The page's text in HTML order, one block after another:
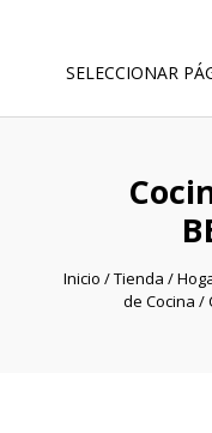
SELECCIONAR
Inicio /Tienda /
de Cocina /